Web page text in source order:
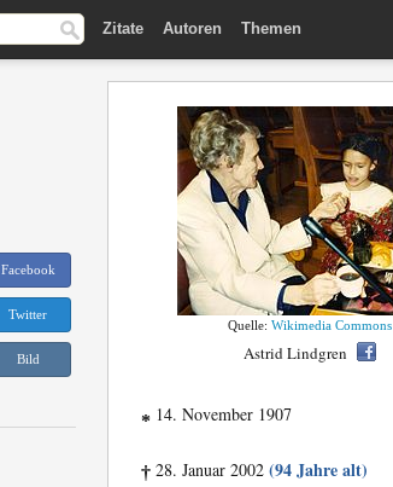
Zitate Autoren Themen
Facebook
Twitter
Bild
Quelle: Wikimedia Commons
Astrid Lindgren
* 14. November 1907
† 28. Januar 2002 (94 Jahre alt)